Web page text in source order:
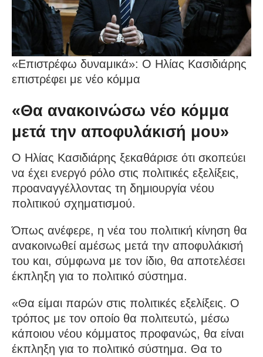
«Επιστρέφω δυναμικά»: Ο Ηλίας Κασιδιάρης
επιστρέφει με νέο κόμμα
«Θα ανακοινώσω νέο κόμμα
μετά την αποφυλάκισή μου»
Ο Ηλίας Κασιδιάρης ξεκαθάρισε ότι σκοπεύει
να έχει ενεργό ρόλο στις πολιτικές εξελίξεις,
προαναγγέλλοντας τη δημιουργία νέου
πολιτικού σχηματισμού.
Όπως ανέφερε, η νέα του πολιτική κίνηση θα
ανακοινωθεί αμέσως μετά την αποφυλάκισή
του και, σύμφωνα με τον ίδιο, θα αποτελέσει
έκπληξη για το πολιτικό σύστημα.
«Θα είμαι παρών στις πολιτικές εξελίξεις. Ο
τρόπος με τον οποίο θα πολιτευτώ, μέσω
κάποιου νέου κόμματος προφανώς, θα είναι
έκπληξη για το πολιτικό σύστημα. Θα το